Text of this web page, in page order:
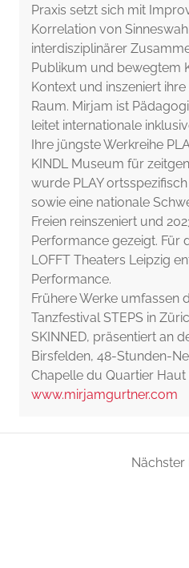
Praxis setzt sich mit
Korrelation von
interdisziplinärer
Publikum und bewegtem
Kontext und inszeniert
Raum. Mirjam ist
leitet internationale
Ihre jüngste Werkreihe
KINDL Museum für
wurde PLAY
sowie eine nationale
Freien reinszeniert und
Performance gezeigt. Für
LOFFT Theaters Leipzig
Performance.
Frühere Werke umfassen
Tanzfestival STEPS in
SKINNED, präsentiert an
Birsfelden, 48-Stunden-
Chapelle du Quartier Haut
www.mirjamgurtner.com
Nächster